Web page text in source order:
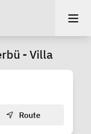
- Villa
Route